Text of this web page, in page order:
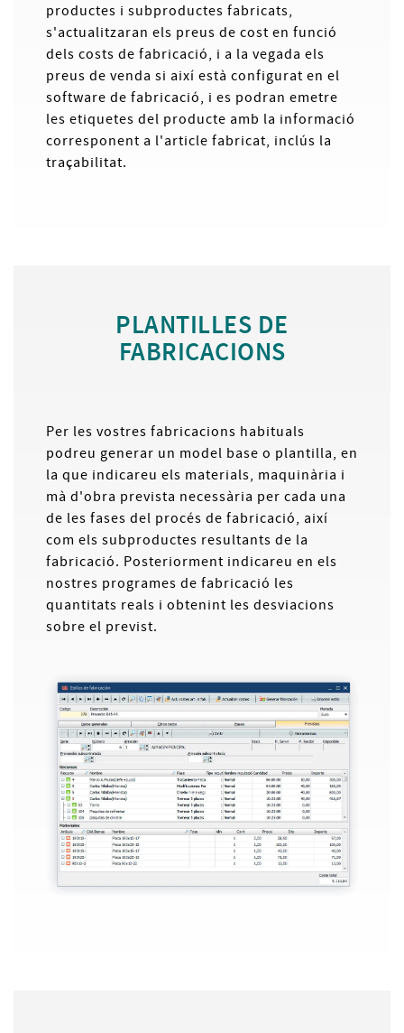
productes i subproductes fabricats,
s'actualitzaran els preus de cost en funció
dels costs de fabricació, i a la vegada els
preus de venda si així està configurat en el
software de fabricació, i es podran emetre
les etiquetes del producte amb la informació
corresponent a l'article fabricat, inclús la
traçabilitat.
PLANTILLES DE
FABRICACIONS
Per les vostres fabricacions habituals
podreu generar un model base o plantilla, en
la que indicareu els materials, maquinària i
mà d'obra prevista necessària per cada una
de les fases del procés de fabricació, així
com els subproductes resultants de la
fabricació. Posteriorment indicareu en els
nostres programes de fabricació les
quantitats reals i obtenint les desviacions
sobre el previst.